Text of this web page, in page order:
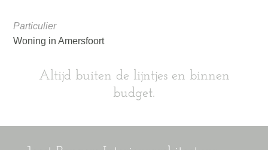
Particulier
Woning in Amersfoort
Altijd buiten de lijntjes en binnen
budget.